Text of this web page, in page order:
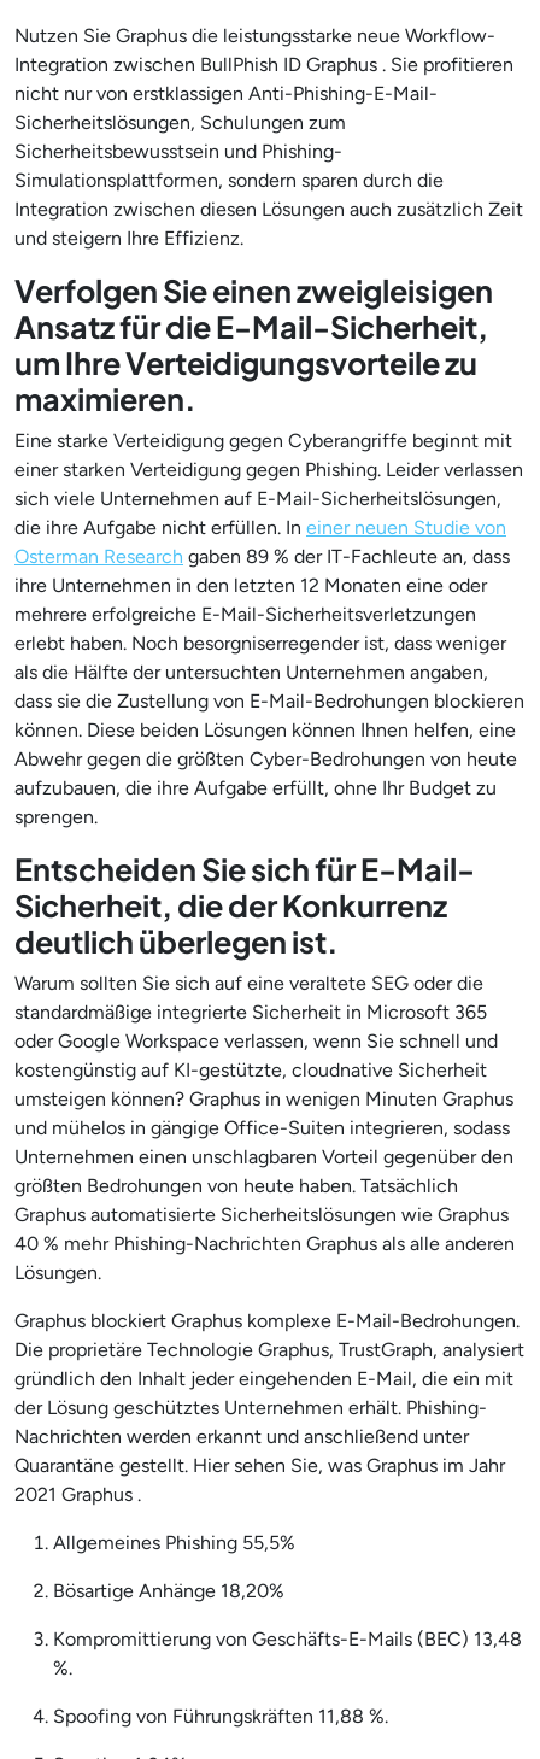
Nutzen Sie Graphus die leistungsstarke neue Workflow-
Integration zwischen BullPhish ID Graphus . Sie profitieren
nicht nur von erstklassigen Anti-Phishing-E-Mail-
Sicherheitslösungen, Schulungen zum
Sicherheitsbewusstsein und Phishing-
Simulationsplattformen, sondern sparen durch die
Integration zwischen diesen Lösungen auch zusätzlich Zeit
und steigern Ihre Effizienz.
Verfolgen Sie einen zweigleisigen
Ansatz für die E-Mail-Sicherheit,
um Ihre Verteidigungsvorteile zu
maximieren.
Eine starke Verteidigung gegen Cyberangriffe beginnt mit
einer starken Verteidigung gegen Phishing. Leider verlassen
sich viele Unternehmen auf E-Mail-Sicherheitslösungen,
die ihre Aufgabe nicht erfüllen. In einer neuen Studie von
Osterman Research gaben 89 % der IT-Fachleute an, dass
ihre Unternehmen in den letzten 12 Monaten eine oder
mehrere erfolgreiche E-Mail-Sicherheitsverletzungen
erlebt haben. Noch besorgniserregender ist, dass weniger
als die Hälfte der untersuchten Unternehmen angaben,
dass sie die Zustellung von E-Mail-Bedrohungen blockieren
können. Diese beiden Lösungen können Ihnen helfen, eine
Abwehr gegen die größten Cyber-Bedrohungen von heute
aufzubauen, die ihre Aufgabe erfüllt, ohne Ihr Budget zu
sprengen.
Entscheiden Sie sich für E-Mail-
Sicherheit, die der Konkurrenz
deutlich überlegen ist.
Warum sollten Sie sich auf eine veraltete SEG oder die
standardmäßige integrierte Sicherheit in Microsoft 365
oder Google Workspace verlassen, wenn Sie schnell und
kostengünstig auf KI-gestützte, cloudnative Sicherheit
umsteigen können? Graphus in wenigen Minuten Graphus
und mühelos in gängige Office-Suiten integrieren, sodass
Unternehmen einen unschlagbaren Vorteil gegenüber den
größten Bedrohungen von heute haben. Tatsächlich
Graphus automatisierte Sicherheitslösungen wie Graphus
40 % mehr Phishing-Nachrichten Graphus als alle anderen
Lösungen.
Graphus blockiert Graphus komplexe E-Mail-Bedrohungen.
Die proprietäre Technologie Graphus, TrustGraph, analysiert
gründlich den Inhalt jeder eingehenden E-Mail, die ein mit
der Lösung geschütztes Unternehmen erhält. Phishing-
Nachrichten werden erkannt und anschließend unter
Quarantäne gestellt. Hier sehen Sie, was Graphus im Jahr
2021 Graphus .
Allgemeines Phishing 55,5%
Bösartige Anhänge 18,20%
Kompromittierung von Geschäfts-E-Mails (BEC) 13,48
%.
Spoofing von Führungskräften 11,88 %.